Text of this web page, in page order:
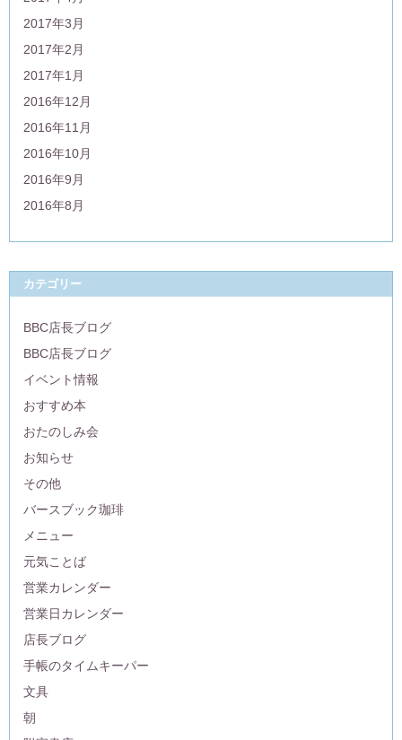
2017年3月
2017年2月
2017年1月
2016年12月
2016年11月
2016年10月
2016年9月
2016年8月
カテゴリー
BBC店長ブログ
BBC店長ブログ
イベント情報
おすすめ本
おたのしみ会
お知らせ
その他
バースブック珈琲
メニュー
元気ことば
営業カレンダー
営業日カレンダー
店長ブログ
手帳のタイムキーパー
文具
朝